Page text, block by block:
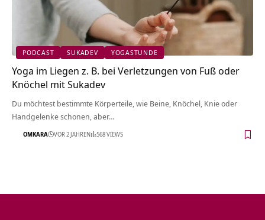
PODCAST SUKADEV YOGASTUNDE
Yoga im Liegen z. B. bei Verletzungen von Fuß oder
Knöchel mit Sukadev
Du möchtest bestimmte Körperteile, wie Beine, Knöchel, Knie oder
Handgelenke schonen, aber…
OMKARA VOR 2 JAHREN 568 VIEWS